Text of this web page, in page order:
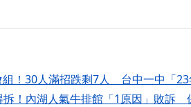
組！30人滿招跌剩7人 台中一中「23
拆！內湖人氣牛排館「1原因」敗訴